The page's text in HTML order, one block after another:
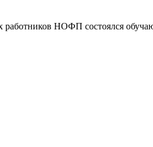
работников НОФП состоялся